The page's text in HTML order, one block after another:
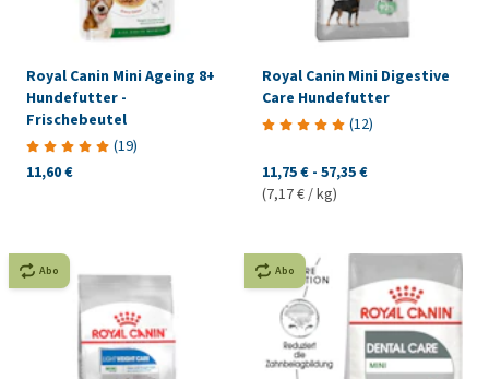
Royal Canin Mini Ageing 8+
Hundefutter -
Frischebeutel
(19)
11,60 €
Royal Canin Mini Digestive
Care Hundefutter
(12)
11,75 € - 57,35 €
(7,17 € / kg)
Abo Abo